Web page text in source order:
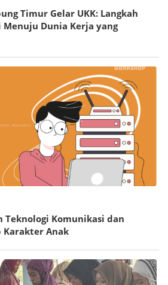
Timur Gelar UKK: Langkah
Dunia Kerja yang
Teknologi Komunikasi dan
Karakter Anak